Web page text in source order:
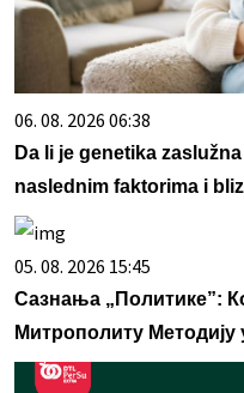
06. 08. 2026 06:38
Da li je genetika
naslednim faktorima i
05. 08. 2026 15:45
Сазнања „Политике”:
Митрополиту